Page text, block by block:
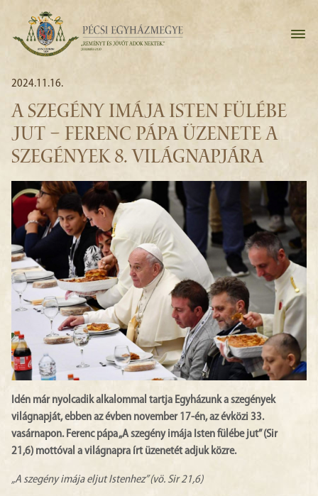
2024.11.16.
A SZEGÉNY IMÁJA ISTEN FÜLÉBE
JUT – FERENC PÁPA ÜZENETE A
SZEGÉNYEK 8. VILÁGNAPJÁRA
Idén már nyolcadik alkalommal tartja Egyházunk a szegények
világnapját, ebben az évben november 17-én, az évközi 33.
vasárnapon. Ferenc pápa „A szegény imája Isten fülébe jut” (Sir
21,6) mottóval a világnapra írt üzenetét adjuk közre.
„A szegény imája eljut Istenhez” (vö. Sir 21,6)